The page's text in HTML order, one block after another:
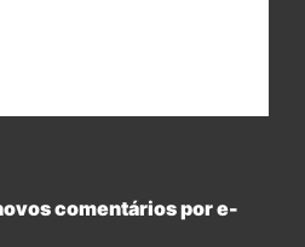
comentários por e-